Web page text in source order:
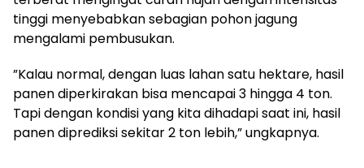
tinggi menyebabkan sebagian pohon jagung
mengalami pembusukan.
‎”Kalau normal, dengan luas lahan satu hektare, hasil
panen diperkirakan bisa mencapai 3 hingga 4 ton.
Tapi dengan kondisi yang kita dihadapi saat ini, hasil
panen diprediksi sekitar 2 ton lebih,” ungkapnya.